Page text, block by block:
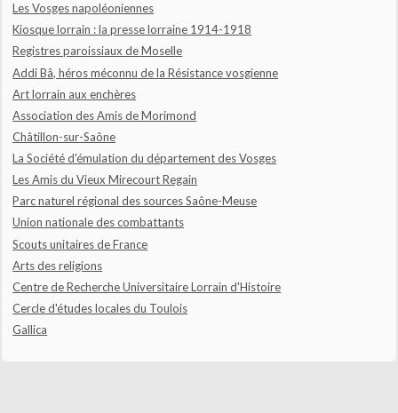
Les Vosges napoléoniennes
Kiosque lorrain : la presse lorraine 1914-1918
Registres paroissiaux de Moselle
Addi Bâ, héros méconnu de la Résistance vosgienne
Art lorrain aux enchères
Association des Amis de Morimond
Châtillon-sur-Saône
La Société d'émulation du département des Vosges
Les Amis du Vieux Mirecourt Regain
Parc naturel régional des sources Saône-Meuse
Union nationale des combattants
Scouts unitaires de France
Arts des religions
Centre de Recherche Universitaire Lorrain d'Histoire
Cercle d'études locales du Toulois
Gallica